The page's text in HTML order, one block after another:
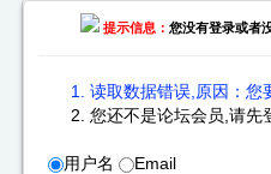
提示信息： 您没有登录或者
读取数据错误,原因：您
您还不是论坛会员,请先
用户名
Email